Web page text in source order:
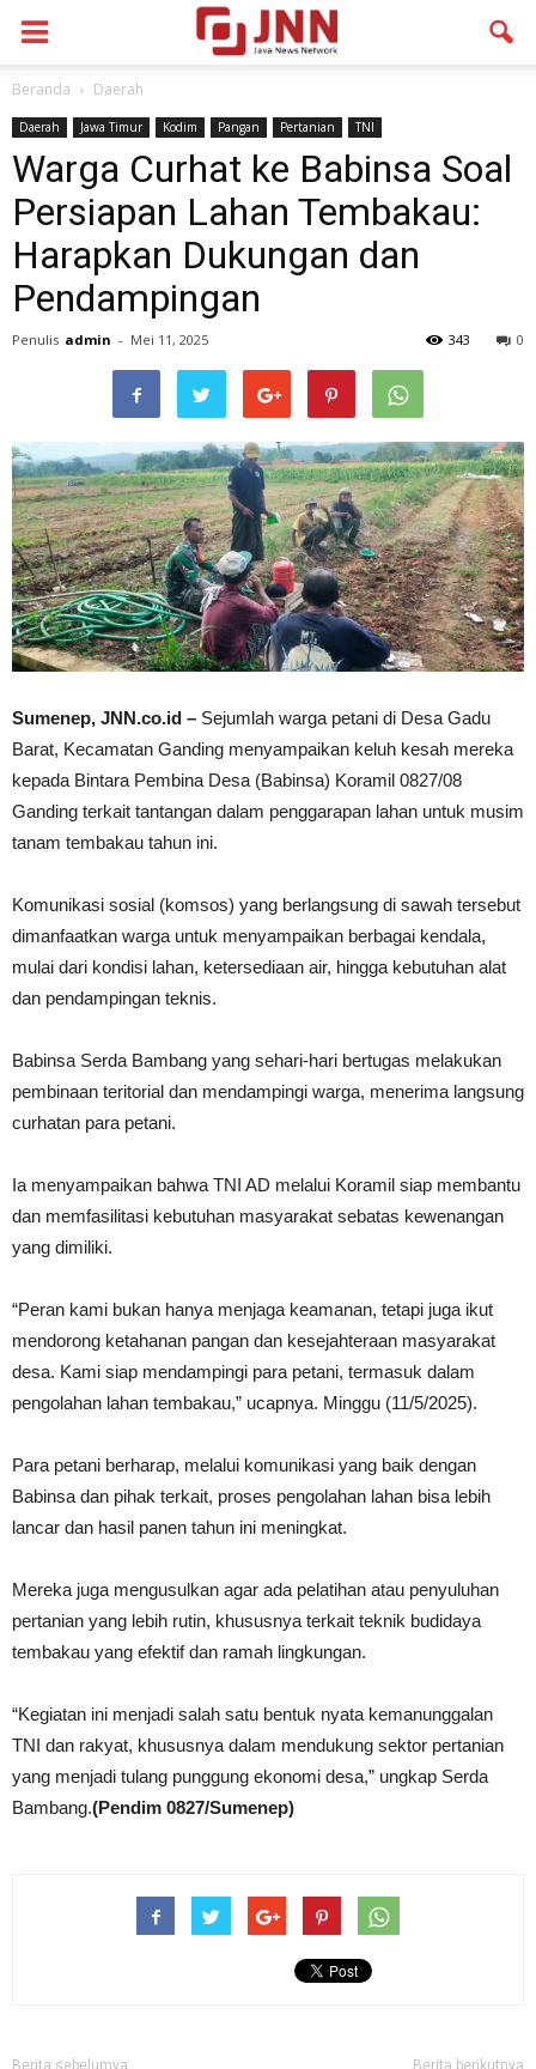
Beranda Daerah
Daerah Jawa Timur Kodim Pangan Pertanian TNI
Warga Curhat ke Babinsa Soal
Persiapan Lahan Tembakau:
Harapkan Dukungan dan
Pendampingan
Penulis admin - Mei 11, 2025 0
343
Sumenep, JNN.co.id – Sejumlah warga petani di Desa Gadu
Barat, Kecamatan Ganding menyampaikan keluh kesah mereka
kepada Bintara Pembina Desa (Babinsa) Koramil 0827/08
Ganding terkait tantangan dalam penggarapan lahan untuk musim
tanam tembakau tahun ini.
Komunikasi sosial (komsos) yang berlangsung di sawah tersebut
dimanfaatkan warga untuk menyampaikan berbagai kendala,
mulai dari kondisi lahan, ketersediaan air, hingga kebutuhan alat
dan pendampingan teknis.
Babinsa Serda Bambang yang sehari-hari bertugas melakukan
pembinaan teritorial dan mendampingi warga, menerima langsung
curhatan para petani.
Ia menyampaikan bahwa TNI AD melalui Koramil siap membantu
dan memfasilitasi kebutuhan masyarakat sebatas kewenangan
yang dimiliki.
“Peran kami bukan hanya menjaga keamanan, tetapi juga ikut
mendorong ketahanan pangan dan kesejahteraan masyarakat
desa. Kami siap mendampingi para petani, termasuk dalam
pengolahan lahan tembakau,” ucapnya. Minggu (11/5/2025).
Para petani berharap, melalui komunikasi yang baik dengan
Babinsa dan pihak terkait, proses pengolahan lahan bisa lebih
lancar dan hasil panen tahun ini meningkat.
Mereka juga mengusulkan agar ada pelatihan atau penyuluhan
pertanian yang lebih rutin, khususnya terkait teknik budidaya
tembakau yang efektif dan ramah lingkungan.
“Kegiatan ini menjadi salah satu bentuk nyata kemanunggalan
TNI dan rakyat, khususnya dalam mendukung sektor pertanian
yang menjadi tulang punggung ekonomi desa,” ungkap Serda
Bambang.(Pendim 0827/Sumenep)